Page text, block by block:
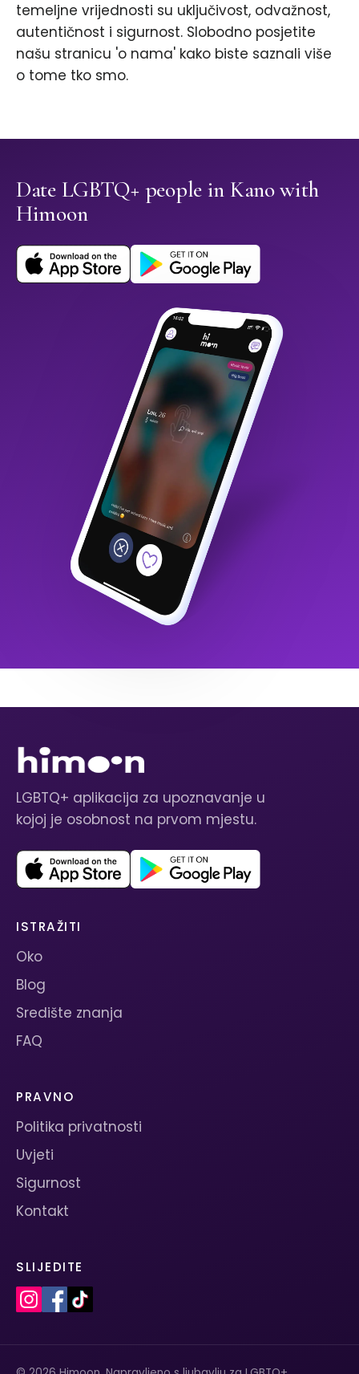
temeljne vrijednosti su uključivost, odvažnost,
autentičnost i sigurnost. Slobodno posjetite
našu stranicu 'o nama' kako biste saznali više
o tome tko smo.
Date LGBTQ+ people in Kano with
Himoon
LGBTQ+ aplikacija za upoznavanje u
kojoj je osobnost na prvom mjestu.
ISTRAŽITI
Oko
Blog
Središte znanja
FAQ
PRAVNO
Politika privatnosti
Uvjeti
Sigurnost
Kontakt
SLIJEDITE